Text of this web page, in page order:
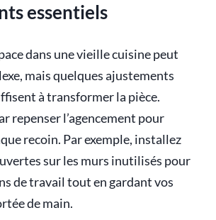
essentiels
dans une vieille cuisine peut
mais quelques ajustements
à transformer la pièce.
repenser l’agencement pour
recoin. Par exemple, installez
sur les murs inutilisés pour
de travail tout en gardant vos
de main.